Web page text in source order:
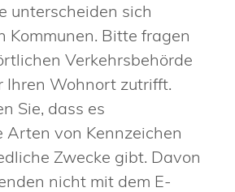
unterscheiden sich
Kommunen. Bitte fragen
Verkehrsbehörde
Ihren Wohnort zutrifft.
Sie, dass es
Arten von Kennzeichen
Zwecke gibt. Davon
nicht mit dem E-